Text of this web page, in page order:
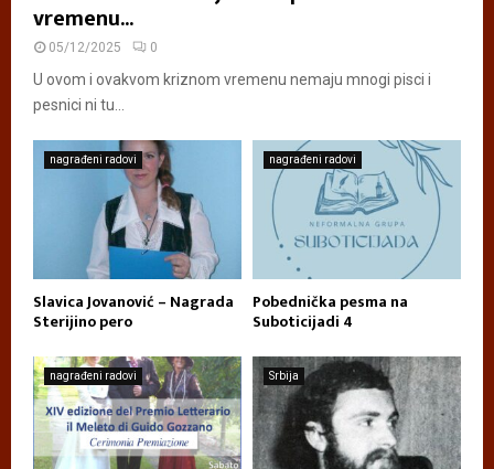
vremenu...
05/12/2025 0
U ovom i ovakvom kriznom vremenu nemaju mnogi pisci i
pesnici ni tu...
nagrađeni radovi
Slavica Jovanović – Nagrada
Sterijino pero
nagrađeni radovi
Pobednička pesma na
Suboticijadi 4
nagrađeni radovi Srbija